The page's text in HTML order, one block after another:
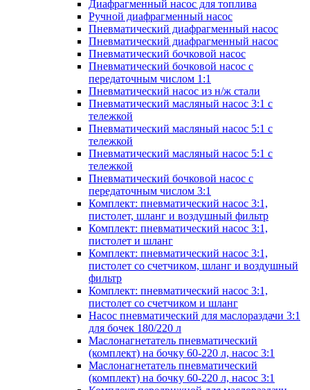
Диафрагменный насос для топлива
Ручной диафрагменный насос
Пневматический диафрагменный насос
Пневматический диафрагменный насос
Пневматический бочковой насос
Пневматический бочковой насос с
передаточным числом 1:1
Пневматический насос из н/ж стали
Пневматический масляный насос 3:1 с
тележкой
Пневматический масляный насос 5:1 с
тележкой
Пневматический масляный насос 5:1 с
тележкой
Пневматический бочковой насос с
передаточным числом 3:1
Комплект: пневматический насос 3:1,
пистолет, шланг и воздушный фильтр
Комплект: пневматический насос 3:1,
пистолет и шланг
Комплект: пневматический насос 3:1,
пистолет со счетчиком, шланг и воздушный
фильтр
Комплект: пневматический насос 3:1,
пистолет со счетчиком и шланг
Насос пневматический для маслораздачи 3:1
для бочек 180/220 л
Маслонагнетатель пневматический
(комплект) на бочку 60-220 л, насос 3:1
Маслонагнетатель пневматический
(комплект) на бочку 60-220 л, насос 3:1